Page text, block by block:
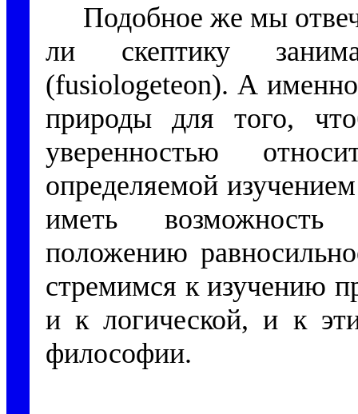
Подобное же мы
ли скептику
(fusiologeteon). А
природы для того,
уверенностью
определяемой
иметь возможность
положению
стремимся к изучению
и к логической, и к
философии.